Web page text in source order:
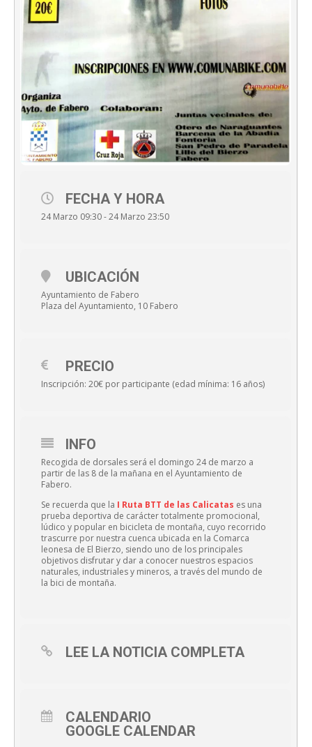
FECHA Y HORA
24 Marzo 09:30 - 24 Marzo 23:50
UBICACIÓN
Ayuntamiento de Fabero
Plaza del Ayuntamiento, 10 Fabero
PRECIO
Inscripción: 20€ por participante (edad mínima: 16 años)
INFO
Recogida de dorsales será el domingo 24 de marzo a
partir de las 8 de la mañana en el Ayuntamiento de
Fabero.
Se recuerda que la I Ruta BTT de las Calicatas es una
prueba deportiva de carácter totalmente promocional,
lúdico y popular en bicicleta de montaña, cuyo recorrido
trascurre por nuestra cuenca ubicada en la Comarca
leonesa de El Bierzo, siendo uno de los principales
objetivos disfrutar y dar a conocer nuestros espacios
naturales, industriales y mineros, a través del mundo de
la bici de montaña.
LEE LA NOTICIA COMPLETA
CALENDARIO
GOOGLE CALENDAR